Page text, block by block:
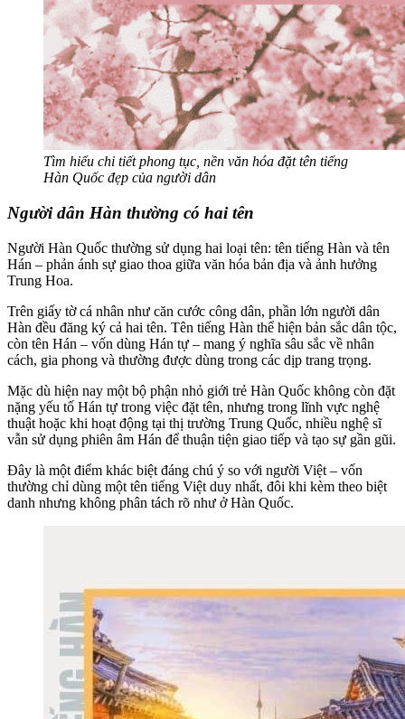
Tìm hiểu chi tiết phong tục, nền văn hóa đặt tên tiếng
Hàn Quốc đẹp của người dân
Người dân Hàn thường có hai tên
Người Hàn Quốc thường sử dụng hai loại tên: tên tiếng Hàn và tên
Hán – phản ánh sự giao thoa giữa văn hóa bản địa và ảnh hưởng
Trung Hoa.
Trên giấy tờ cá nhân như căn cước công dân, phần lớn người dân
Hàn đều đăng ký cả hai tên. Tên tiếng Hàn thể hiện bản sắc dân tộc,
còn tên Hán – vốn dùng Hán tự – mang ý nghĩa sâu sắc về nhân
cách, gia phong và thường được dùng trong các dịp trang trọng.
Mặc dù hiện nay một bộ phận nhỏ giới trẻ Hàn Quốc không còn đặt
nặng yếu tố Hán tự trong việc đặt tên, nhưng trong lĩnh vực nghệ
thuật hoặc khi hoạt động tại thị trường Trung Quốc, nhiều nghệ sĩ
vẫn sử dụng phiên âm Hán để thuận tiện giao tiếp và tạo sự gần gũi.
Đây là một điểm khác biệt đáng chú ý so với người Việt – vốn
thường chỉ dùng một tên tiếng Việt duy nhất, đôi khi kèm theo biệt
danh nhưng không phân tách rõ như ở Hàn Quốc.